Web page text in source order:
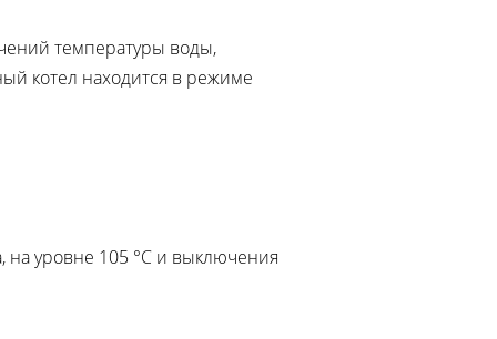
температуры воды,
котел находится в режиме
уровне 105 °С и выключения